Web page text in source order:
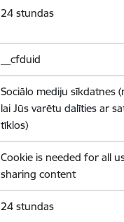
24 stundas
__cfduid
Sociālo mediju sīkdatnes
lai Jūs varētu dalīties ar
tīklos)
Cookie is needed for all
sharing content
24 stundas